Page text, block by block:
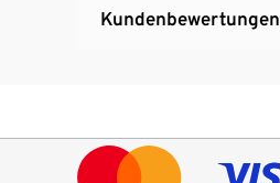
Kundenbewertungen